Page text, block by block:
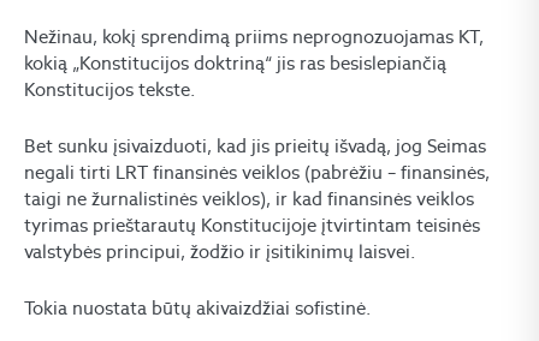
Nežinau, kokį sprendimą priims neprognozuojamas KT,
kokią „Konstitucijos doktriną“ jis ras besislepiančią
Konstitucijos tekste.
Bet sunku įsivaizduoti, kad jis prieitų išvadą, jog Seimas
negali tirti LRT finansinės veiklos (pabrėžiu – finansinės,
taigi ne žurnalistinės veiklos), ir kad finansinės veiklos
tyrimas prieštarautų Konstitucijoje įtvirtintam teisinės
valstybės principui, žodžio ir įsitikinimų laisvei.
Tokia nuostata būtų akivaizdžiai sofistinė.